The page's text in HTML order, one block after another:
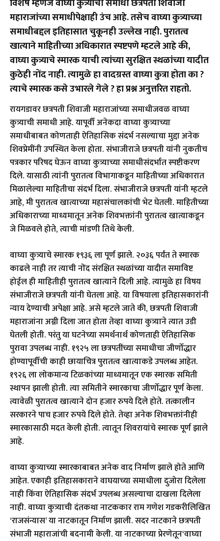
विशेष म्हणजे वाघ्या कुत्र्याची समाधी छत्रपती शिवाजी
महाराजांच्या समाधीपेक्षाही उंच आहे. तसेच वाघ्या कुत्र्याच्या
समाधीबद्दल इतिहासात चुकूनही उल्लेख नाही. पुरातत्व
खात्याने माहितीच्या अधिकारात स्पष्टपणे म्हटले आहे की,
वाघ्या कुत्र्याचे स्मारक याची त्यांच्या सुरक्षित स्थळांच्या यादीत
कुठेही नोंद नाही. त्यामुळे हा वादग्रस्त वाघ्या कुत्रा होता का ?
त्याचे स्मारक कसे उभारले गेले ? हा प्रश्न अनुत्तरित राहतो.
रायगडावर छत्रपती शिवाजी महाराजांच्या समाधीजवळ वाघ्या
कुत्र्याची समाधी आहे. यापूर्वी अनेकदा वाघ्या कुत्र्याच्या
समाधीबाबत कोणताही ऐतिहासिक संदर्भ नसल्याचा मुद्दा अनेक
शिवप्रेमींनी उपस्थित केला होता. संभाजीराजे छत्रपती यांनी नुकतीच
पत्रकार परिषद घेऊन वाघ्या कुत्र्याच्या समाधीसंदर्भात स्पष्टीकरण
दिले. यासाठी त्यांनी पुरातत्व विभागाकडून माहितीच्या अधिकारात
मिळालेल्या माहितीचा संदर्भ दिला. संभाजीराजे छत्रपती यांनी म्हटले
आहे, मी पुरातत्व खात्याच्या महासंचालकांची भेट घेतली. माहितीच्या
अधिकाराच्या माध्यमातून अनेक शिवभक्तांनी पुरातत्व खात्याकडून
जे मिळवले होते, त्याची मांडणी तिथे केली.
वाघ्या कुत्र्याचे स्मारक १९३६ ला पूर्ण झाले. २०३६ पर्यंत ते स्मारक
काढले नाही तर त्याची नोंद संरक्षित स्थळांच्या यादीत समाविष्ट
होईल ही माहितीही पुरातत्व खात्याने दिली आहे. त्यामुळे हा विषय
संभाजीराजे छत्रपती यांनी घेतला आहे. या विषयाला इतिहासकारांनी
न्याय देण्याची अपेक्षा आहे. असे म्हटले जाते की, छत्रपती शिवाजी
महाराजांना अग्नी दिला जात होता तेव्हा वाघ्या कुत्र्याने त्यात उडी
घेतली होती. परंतु या घटनेच्या समर्थनार्थ कोणताही ऐतिहासिक
पुरावा उपलब्ध नाही. १९२५ ला छत्रपतींच्या समाधीचा जीर्णोद्धार
होण्यापूर्वीची काही छायाचित्र पुरातत्व खात्याकडे उपलब्ध आहेत.
१९२६ ला लोकमान्य टिळकांच्या माध्यमातून एक स्मारक समिती
स्थापन झाली होती. त्या समितीने स्मारकाचा जीर्णोद्धार पूर्ण केला.
त्यावेळी पुरातत्व खात्याने दोन हजार रुपये दिले होते. तत्कालीन
सरकारने पाच हजार रुपये दिले होते. तेव्हा अनेक शिवभक्तांनीही
स्मारकासाठी मदत केली होती. त्यातून शिवरायांचे स्मारक पूर्ण झाले
आहे.
वाघ्या कुत्र्याच्या स्मारकाबाबत अनेक वाद निर्माण झाले होते आणि
आहेत. एकाही इतिहासकाराने वाघयाच्या समाधीला दुजोरा दिलेला
नाही किंवा ऐतिहासिक संदर्भ उपलब्ध असल्याचा दाखला दिलेला
नाही. वाघ्या कुत्र्याची दंतकथा नाटककार राम गणेश गडकरीलिखित
‘राजसंन्यास’ या नाटकातून निर्माण झाली. सदर नाटकाने छत्रपती
संभाजी महाराजांची बदनामी केली. या नाटकाच्या प्रेरणेतून‘वाघ्या